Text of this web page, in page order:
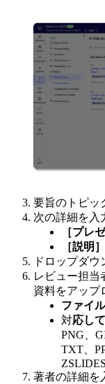
要旨のトピッ
次の詳細を入
［プレ
［説明］
ドロップダウ
レビュー担当
資料をアップ
ファイ
対応し
PNG、
TXT、
ZSLIDES
著者の詳細を